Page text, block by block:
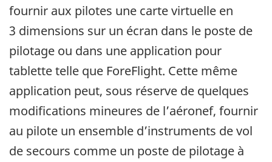
fournir aux pilotes une carte virtuelle en
3 dimensions sur un écran dans le poste de
pilotage ou dans une application pour
tablette telle que ForeFlight. Cette même
application peut, sous réserve de quelques
modifications mineures de l’aéronef, fournir
au pilote un ensemble d’instruments de vol
de secours comme un poste de pilotage à